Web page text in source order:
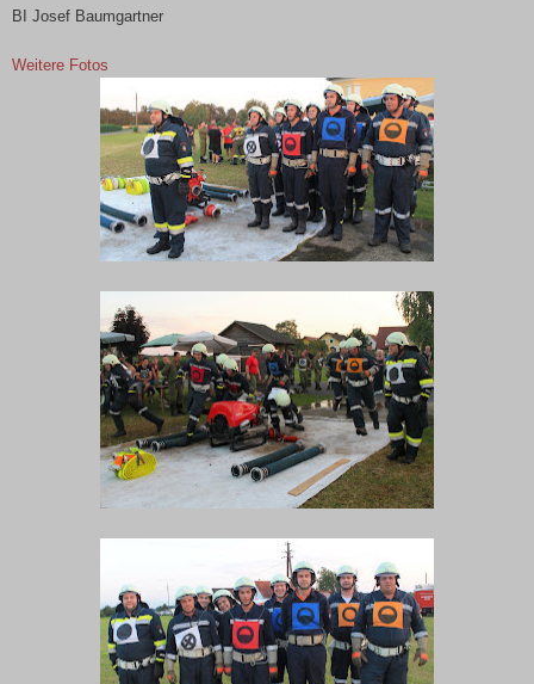
BI Josef Baumgartner
Weitere Fotos